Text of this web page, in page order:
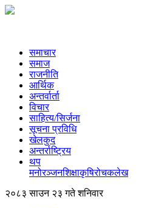
समाचार
समाज
राजनीति
आर्थिक
अन्तर्वार्ता
विचार
साहित्य/सिर्जना
सूचना प्रविधि
खेलकुद
अन्तर्राष्ट्रिय
थप
मनोरञ्‍जनशिक्षाकृषिरोचकलेख
२०८३ साउन २३ गते शनिवार